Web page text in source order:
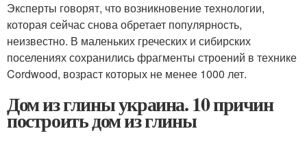
Эксперты говорят, что возникновение технологии,
которая сейчас снова обретает популярность,
неизвестно. В маленьких греческих и сибирских
поселениях сохранились фрагменты строений в технике
Cordwood, возраст которых не менее 1000 лет.
Дом из глины украина. 10 причин
построить дом из глины